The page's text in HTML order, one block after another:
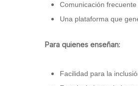
Comunicación
Una plataforma que
Para quienes enseñan:
Facilidad para la